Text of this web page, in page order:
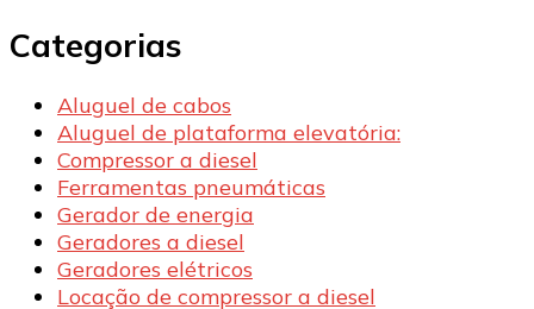
Categorias
Aluguel de cabos
Aluguel de plataforma elevatória:
Compressor a diesel
Ferramentas pneumáticas
Gerador de energia
Geradores a diesel
Geradores elétricos
Locação de compressor a diesel